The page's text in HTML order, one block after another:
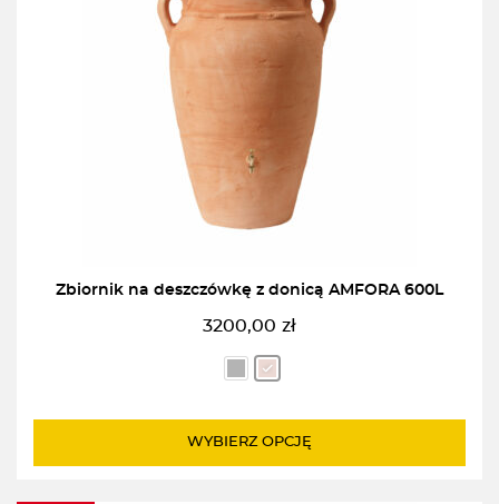
Zbiornik na deszczówkę z donicą AMFORA 600L
3200,00 zł
WYBIERZ OPCJĘ